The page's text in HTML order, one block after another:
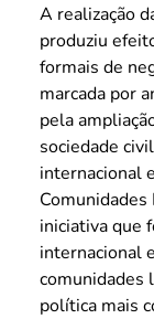
A realização
produziu
formais de
marcada por
pela
sociedade
internacional
Comunidades
iniciativa que
internacional
comunidades
política mais